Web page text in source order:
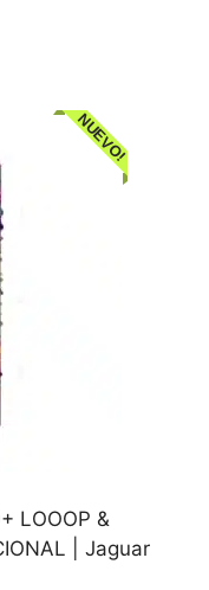
NUEVO!
LOOOP &
| Jaguar